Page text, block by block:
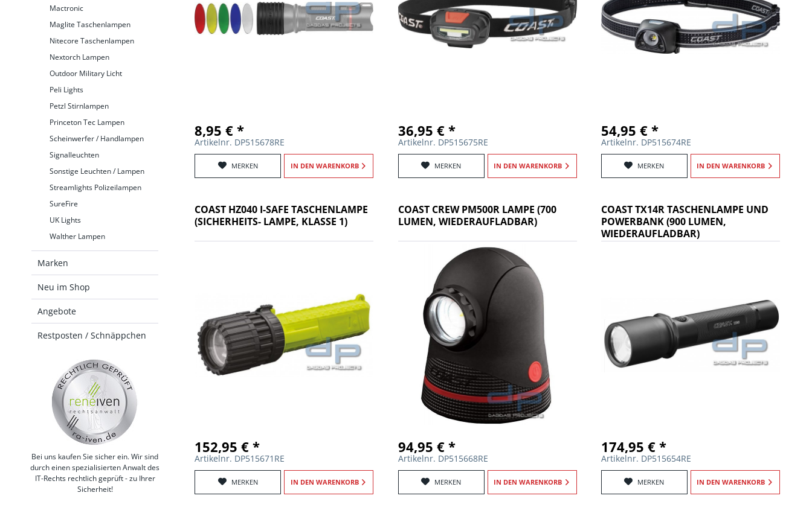
Mactronic
Maglite Taschenlampen
Nitecore Taschenlampen
Nextorch Lampen
Outdoor Military Licht
Peli Lights
Petzl Stirnlampen
Princeton Tec Lampen
Scheinwerfer / Handlampen
Signalleuchten
Sonstige Leuchten / Lampen
Streamlights Polizeilampen
SureFire
UK Lights
Walther Lampen
Marken
Neu im Shop
Angebote
Restposten / Schnäppchen
Bei uns kaufen Sie sicher ein. Wir sind
durch einen spezialisierten Anwalt des
IT-Rechts rechtlich geprüft - zu Ihrer
Sicherheit!
8,95 € *
Artikelnr. DP515678RE
MERKEN IN DEN WARENKORB
36,95 € *
Artikelnr. DP515675RE
MERKEN IN DEN WARENKORB
54,95 € *
Artikelnr. DP515674RE
MERKEN IN DEN WARENKORB
COAST HZ040 I-SAFE TASCHENLAMPE
(SICHERHEITS- LAMPE, KLASSE 1)
152,95 € *
Artikelnr. DP515671RE
MERKEN IN DEN WARENKORB
COAST CREW PM500R LAMPE (700
LUMEN, WIEDERAUFLADBAR)
94,95 € *
Artikelnr. DP515668RE
MERKEN IN DEN WARENKORB
COAST TX14R TASCHENLAMPE UND
POWERBANK (900 LUMEN,
WIEDERAUFLADBAR)
174,95 € *
Artikelnr. DP515654RE
MERKEN IN DEN WARENKORB